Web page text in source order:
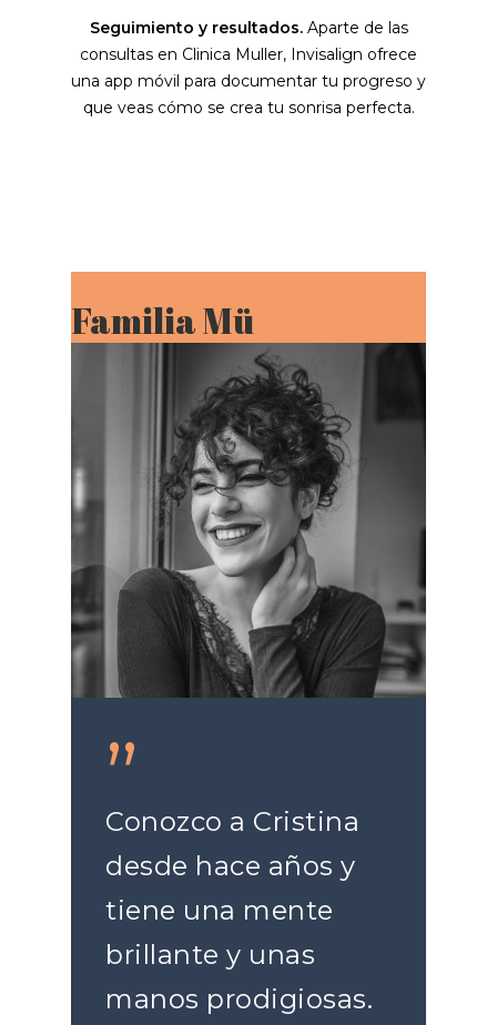
Seguimiento y resultados.Aparte de las
consultas en Clinica Muller, Invisalign ofrece
una app móvil para documentar tu progreso y
que veas cómo se crea tu sonrisa perfecta.
Familia Mü
”
Conozco a Cristina
desde hace años y
tiene una mente
brillante y unas
manos prodigiosas.